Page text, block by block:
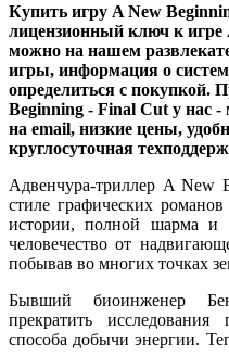
Купить игру A New
лицензионный ключ к
можно на нашем
игры, информация о
определиться с покупкой.
Beginning - Final Cut у нас
на email, низкие цены,
круглосуточная
Адвенчура-триллер A New
стиле графических
истории, полной шарма и
человечество от
побывав во многих точках
Бывший биоинженер
прекратить исследования
способа добычи энергии.